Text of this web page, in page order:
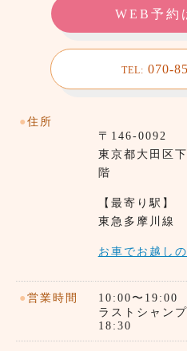
WEB予約
TEL: 070-
● 住所
〒146-0092
東京都⼤田区
階
【最寄り駅】
東急多摩川線
お車でお越し
● 営業時間
10:00〜19:00
ラストシャン
18:30